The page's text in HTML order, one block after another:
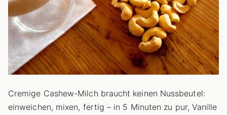
Cremige Cashew-Milch braucht keinen Nussbeutel:
einweichen, mixen, fertig – in 5 Minuten zu pur, Vanille